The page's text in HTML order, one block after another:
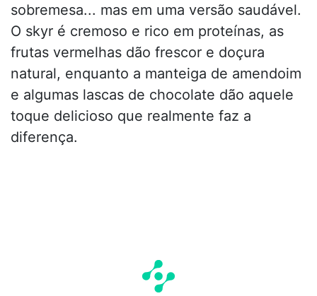
sobremesa... mas em uma versão saudável.
O skyr é cremoso e rico em proteínas, as
frutas vermelhas dão frescor e doçura
natural, enquanto a manteiga de amendoim
e algumas lascas de chocolate dão aquele
toque delicioso que realmente faz a
diferença.